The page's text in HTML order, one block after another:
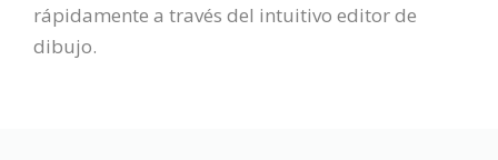
rápidamente a través del intuitivo editor de
dibujo.